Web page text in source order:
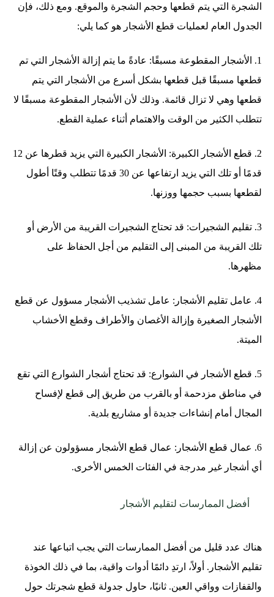
الشجرة التي يتم قطعها وحجم الشجرة والموقع. ومع ذلك، فإن
الجدول العام لعمليات قطع الأشجار هو كما يلي:
1. الأشجار المقطوعة مسبقًا: عادةً ما يتم إزالة الأشجار التي تم
قطعها مسبقًا قبل قطعها بشكل أسرع من الأشجار التي يتم
قطعها وهي لا تزال قائمة. وذلك لأن الأشجار المقطوعة مسبقًا لا
تتطلب الكثير من الوقت والاهتمام أثناء عملية القطع.
2. قطع الأشجار الكبيرة: الأشجار الكبيرة التي يزيد قطرها عن 12
قدمًا أو تلك التي يزيد ارتفاعها عن 30 قدمًا تتطلب وقتًا أطول
لقطعها بسبب حجمها ووزنها.
3. تقليم الشجيرات: قد تحتاج الشجيرات القريبة من الأرض أو
تلك القريبة من المبنى إلى التقليم من أجل الحفاظ على
مظهرها.
4. عامل تقليم الأشجار: عامل تشذيب الأشجار مسؤول عن قطع
الأشجار الصغيرة وإزالة الأغصان والأطراف وقطع الأخشاب
الميتة.
5. قطع الأشجار في الشوارع: قد تحتاج أشجار الشوارع التي تقع
في مناطق مزدحمة أو بالقرب من طريق إلى قطع لإفساح
المجال أمام إنشاءات جديدة أو مشاريع بلدية.
6. عمال قطع الأشجار: عمال قطع الأشجار مسؤولون عن إزالة
أي أشجار غير مدرجة في الفئات الخمس الأخرى.
أفضل الممارسات لتقليم الأشجار
هناك عدد قليل من أفضل الممارسات التي يجب اتباعها عند
تقليم الأشجار. أولاً، ارتدِ دائمًا أدوات واقية، بما في ذلك الخوذة
والقفازات وواقي العين. ثانيًا، حاول جدولة قطع شجرتك حول